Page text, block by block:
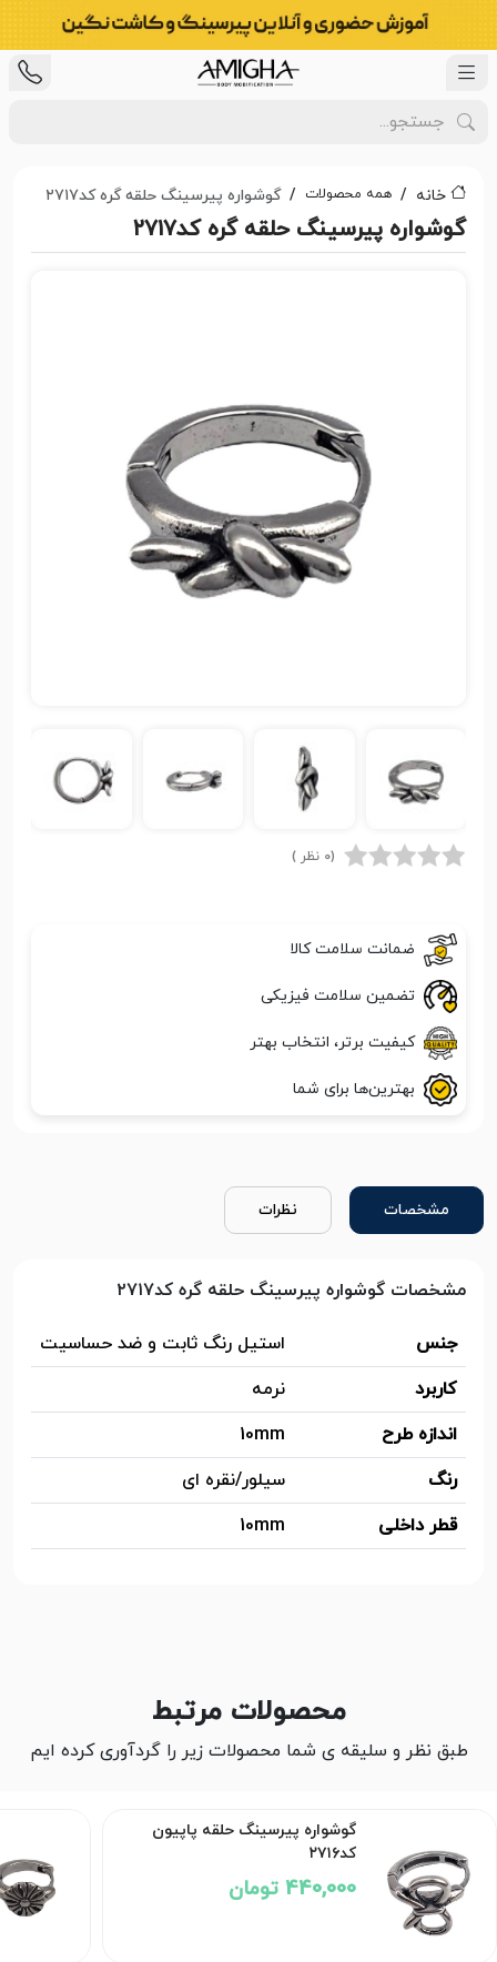
خانه همه محصولات گوشواره پیرسینگ حلقه گره کد۲۷۱۷
گوشواره پیرسینگ حلقه گره کد۲۷۱۷
(0 نظر )
ضمانت سلامت کالا
تضمین سلامت فیزیکی
کیفیت برتر، انتخاب بهتر
بهترین‌ها برای شما
مشخصات نظرات
مشخصات گوشواره پیرسینگ حلقه گره کد۲۷۱۷
جنس
استیل رنگ ثابت و ضد حساسیت
کاربرد
نرمه
اندازه طرح
10mm
رنگ
سیلور/نقره ای
قطر داخلی
10mm
محصولات مرتبط
طبق نظر و سلیقه ی شما محصولات زیر را گردآوری کرده ایم
گوشواره پیرسینگ حلقه پاپیون
کد۲۷۱۶
440,000 تومان